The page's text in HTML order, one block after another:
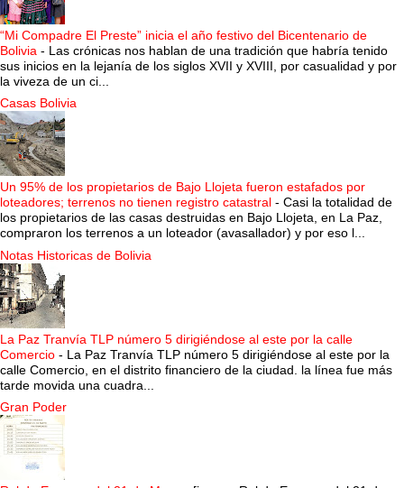
“Mi Compadre El Preste” inicia el año festivo del Bicentenario de
Bolivia - Las crónicas nos hablan de una tradición que habría tenido
sus inicios en la lejanía de los siglos XVII y XVIII, por casualidad y por
la viveza de un ci...
Casas Bolivia
Un 95% de los propietarios de Bajo Llojeta fueron estafados por
loteadores; terrenos no tienen registro catastral - Casi la totalidad de
los propietarios de las casas destruidas en Bajo Llojeta, en La Paz,
compraron los terrenos a un loteador (avasallador) y por eso l...
Notas Historicas de Bolivia
La Paz Tranvía TLP número 5 dirigiéndose al este por la calle
Comercio - La Paz Tranvía TLP número 5 dirigiéndose al este por la
calle Comercio, en el distrito financiero de la ciudad. la línea fue más
tarde movida una cuadra...
Gran Poder